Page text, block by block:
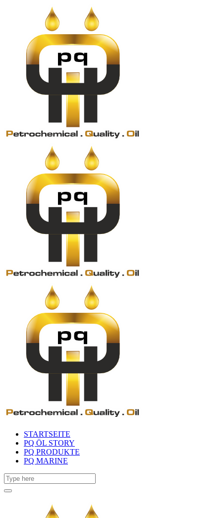
STARTSEITE
PQ ÖL STORY
PQ PRODUKTE
PQ MARINE